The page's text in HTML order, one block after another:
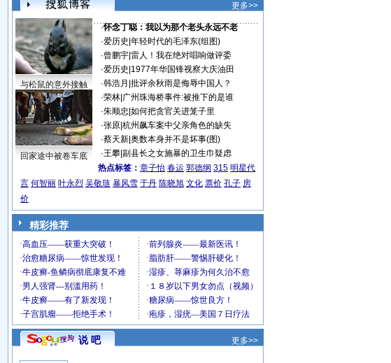
更多>>
与松鼠的意外接触
回家途中被卷车底
·怀念丁聪：我以为那个老头永远不老
·爱历史 年轻时代的毛泽东(组图)
·曾鹏宇| 雷人！我在绝对唱响做评委
·爱历史 1977年华国锋视察大庆油田
·韩浩月 批评余秋雨是侮辱中国人？
·荣林| 广州珠海桥事件:被推下的是谁
·朱顺忠 如何把贪官关进笼子里
·张原| 杭州飙车案中父亲角色的缺失
·蔡天新| 奥数本身并不是坏事(图)
·王攀| 副县长之女施暴的卫生巾疑虑
热点标签： 章子怡 春运 郭德纲 315 明星代
言 何智丽 叶永烈 吴敬琏 暴风雪 于丹 陈晓旭 文化 票价 孔子 房
价
精彩推荐
说 吧 更多>>